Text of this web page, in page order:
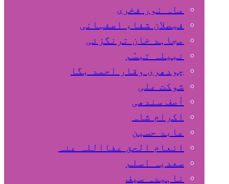
ماہ نور فخری
فیصلان شفاء اصفہانی
مجاہد خان ترنگزئی
نبیلہ تبسّم
چودھری وقار احمد بگا
شوکت علی
آصف سندھی
اکرام شاہ
عابد حسین
انعام الحق عفااللہ عنہ
سعدیہ اسلم
ناہیدہ سیف